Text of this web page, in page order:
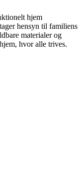
hjem
hensyn til familiens
materialer og
hvor alle trives.